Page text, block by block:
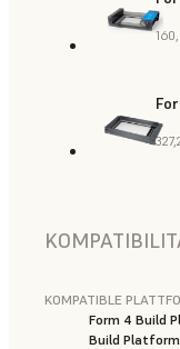
KOMPATIBLE
Form 4 Build
Build